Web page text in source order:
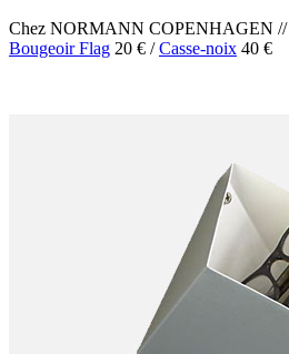
Chez NORMANN COPENHAGEN //
Bougeoir Flag 20 € /Casse-noix 40 €